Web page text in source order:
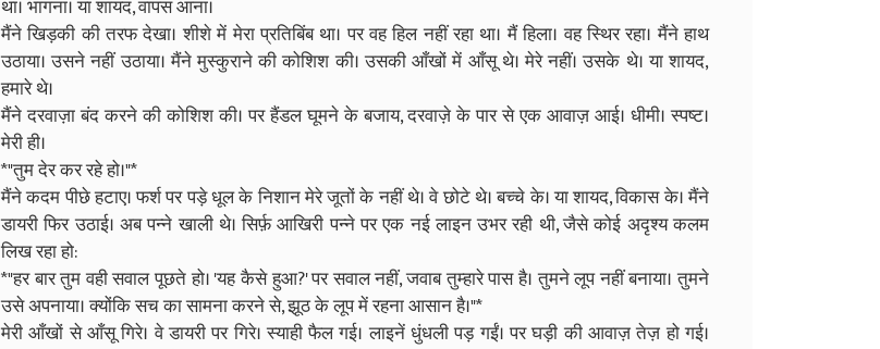
था। भागना। या शायद, वापस आना।
मैंने खिड़की की तरफ देखा। शीशे में मेरा प्रतिबिंब था। पर वह हिल नहीं रहा था। मैं हिला। वह स्थिर रहा। मैंने हाथ
उठाया। उसने नहीं उठाया। मैंने मुस्कुराने की कोशिश की। उसकी आँखों में आँसू थे। मेरे नहीं। उसके थे। या शायद,
हमारे थे।
मैंने दरवाज़ा बंद करने की कोशिश की। पर हैंडल घूमने के बजाय, दरवाज़े के पार से एक आवाज़ आई। धीमी। स्पष्ट।
मेरी ही।
*"तुम देर कर रहे हो।"*
मैंने कदम पीछे हटाए। फर्श पर पड़े धूल के निशान मेरे जूतों के नहीं थे। वे छोटे थे। बच्चे के। या शायद, विकास के। मैंने
डायरी फिर उठाई। अब पन्ने खाली थे। सिर्फ़ आखिरी पन्ने पर एक नई लाइन उभर रही थी, जैसे कोई अदृश्य कलम
लिख रहा हो:
*"हर बार तुम वही सवाल पूछते हो। 'यह कैसे हुआ?' पर सवाल नहीं, जवाब तुम्हारे पास है। तुमने लूप नहीं बनाया। तुमने
उसे अपनाया। क्योंकि सच का सामना करने से, झूठ के लूप में रहना आसान है।"*
मेरी आँखों से आँसू गिरे। वे डायरी पर गिरे। स्याही फैल गई। लाइनें धुंधली पड़ गईं। पर घड़ी की आवाज़ तेज़ हो गई।